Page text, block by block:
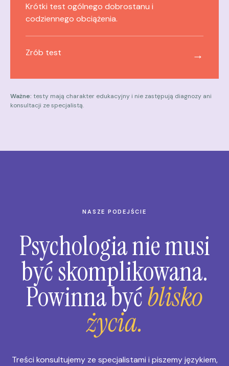
Krótki test ogólnego dobrostanu i
codziennego obciążenia.
Zrób test →
Ważne: testy mają charakter edukacyjny i nie zastępują diagnozy ani
konsultacji ze specjalistą.
NASZE PODEJŚCIE
Psychologia nie musi
być skomplikowana.
Powinna byćblisko
życia.
Treści konsultujemy ze specjalistami i piszemy językiem,